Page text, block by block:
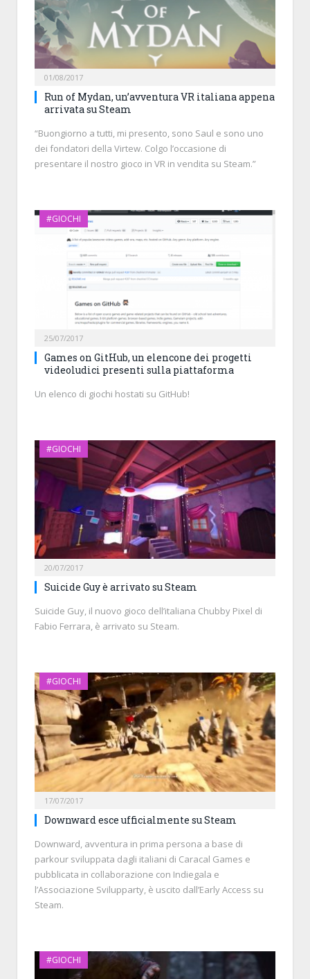
01/08/2017
Run of Mydan, un’avventura VR italiana appena
arrivata su Steam
“Buongiorno a tutti, mi presento, sono Saul e sono uno
dei fondatori della Virtew. Colgo l’occasione di
presentare il nostro gioco in VR in vendita su Steam.”
#GIOCHI
25/07/2017
Games on GitHub, un elencone dei progetti
videoludici presenti sulla piattaforma
Un elenco di giochi hostati su GitHub!
#GIOCHI
20/07/2017
Suicide Guy è arrivato su Steam
Suicide Guy, il nuovo gioco dell’italiana Chubby Pixel di
Fabio Ferrara, è arrivato su Steam.
#GIOCHI
17/07/2017
Downward esce ufficialmente su Steam
Downward, avventura in prima persona a base di
parkour sviluppata dagli italiani di Caracal Games e
pubblicata in collaborazione con Indiegala e
l’Associazione Svilupparty, è uscito dall’Early Access su
Steam.
#GIOCHI